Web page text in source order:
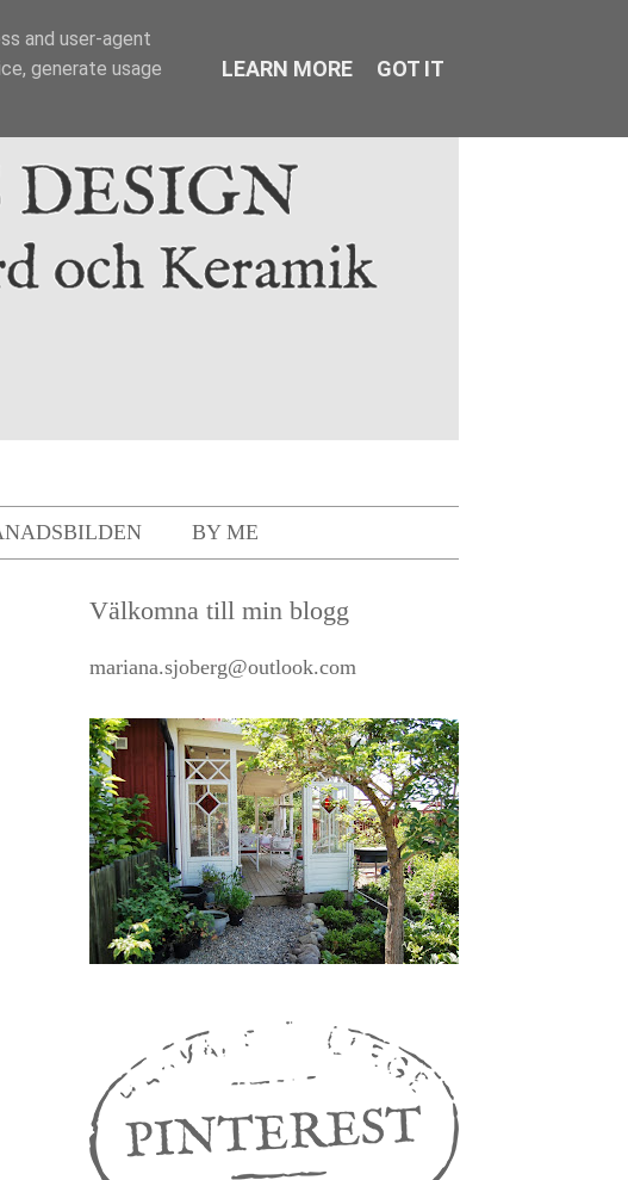
BY ME
Välkomna till min blogg
mariana.sjoberg@outlook.com
and user-agent
generate usage
LEARN MORE GOT IT